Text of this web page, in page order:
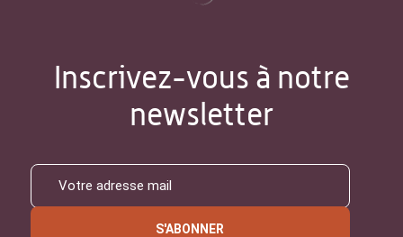
Inscrivez-vous à notre
newsletter
S'ABONNER